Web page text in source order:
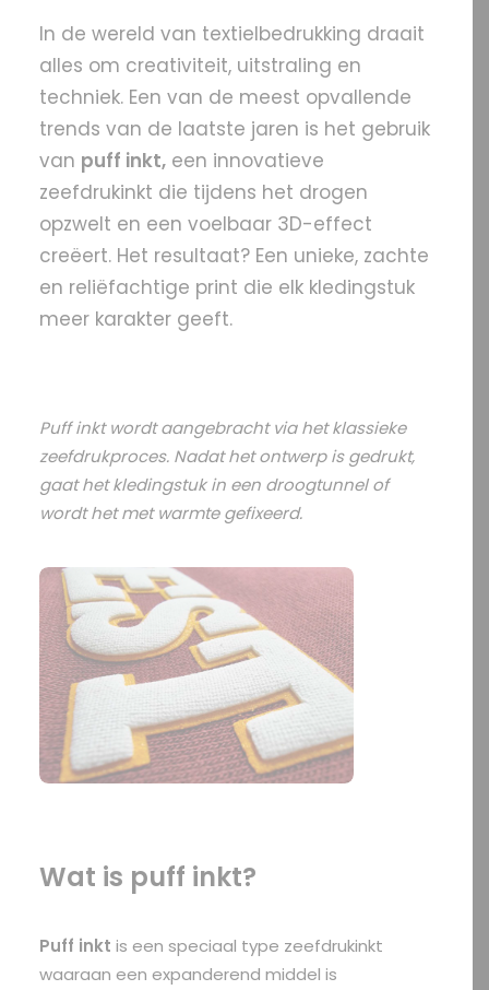
In de wereld van textielbedrukking draait
alles om creativiteit, uitstraling en
techniek. Een van de meest opvallende
trends van de laatste jaren is het gebruik
van puff inkt, een innovatieve
zeefdrukinkt die tijdens het drogen
opzwelt en een voelbaar 3D-effect
creëert. Het resultaat? Een unieke, zachte
en reliëfachtige print die elk kledingstuk
meer karakter geeft.
Puff inkt wordt aangebracht via het klassieke
zeefdrukproces. Nadat het ontwerp is gedrukt,
gaat het kledingstuk in een droogtunnel of
wordt het met warmte gefixeerd.
Wat is puff inkt?
Puff inkt is een speciaal type zeefdrukinkt
waaraan een expanderend middel is